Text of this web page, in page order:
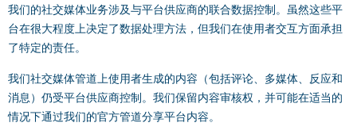
我们的社交媒体业务涉及与平台供应商的联合数据控制。虽然这些平
台在很大程度上决定了数据处理方法，但我们在使用者交互方面承担
了特定的责任。
我们社交媒体管道上使用者生成的内容（包括评论、多媒体、反应和
消息）仍受平台供应商控制。我们保留内容审核权，并可能在适当的
情况下通过我们的官方管道分享平台内容。